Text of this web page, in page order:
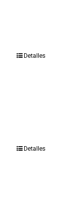
Detalles
Detalles